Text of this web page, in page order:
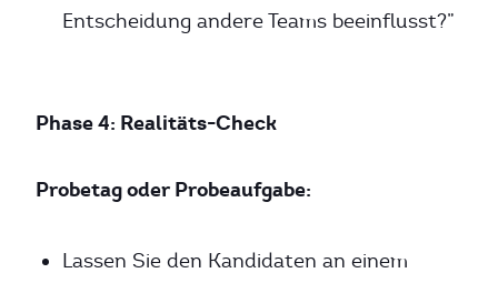
Entscheidung andere Teams beeinflusst?”
Phase 4: Realitäts-Check
Probetag oder Probeaufgabe:
Lassen Sie den Kandidaten an einem